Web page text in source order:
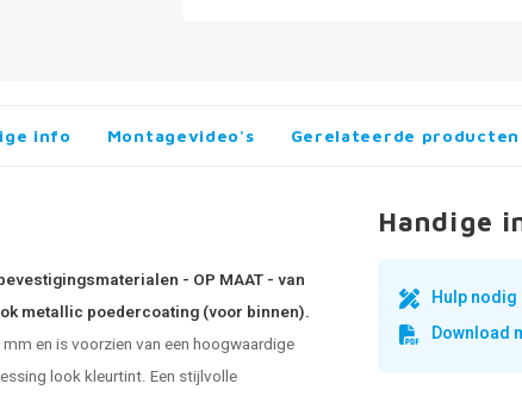
info Montagevideo's Gerelateerde producten
- OP MAAT - van
metallic poedercoating (voor binnen).
en is voorzien van een hoogwaardige
look kleurtint. Een stijlvolle
Handige
Hulp nodig
Download